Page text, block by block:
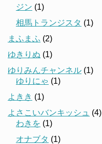
ジン (1)
相馬トランジスタ (1)
まふまふ (2)
ゆきりぬ (1)
ゆりみんチャンネル (1)
ゆりにゃ (1)
よきき (1)
よさこいバンキッシュ (4)
わきを (1)
オナブタ (1)